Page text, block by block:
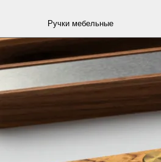
Ручки мебельные